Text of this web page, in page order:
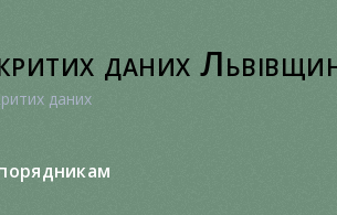
даних
даних